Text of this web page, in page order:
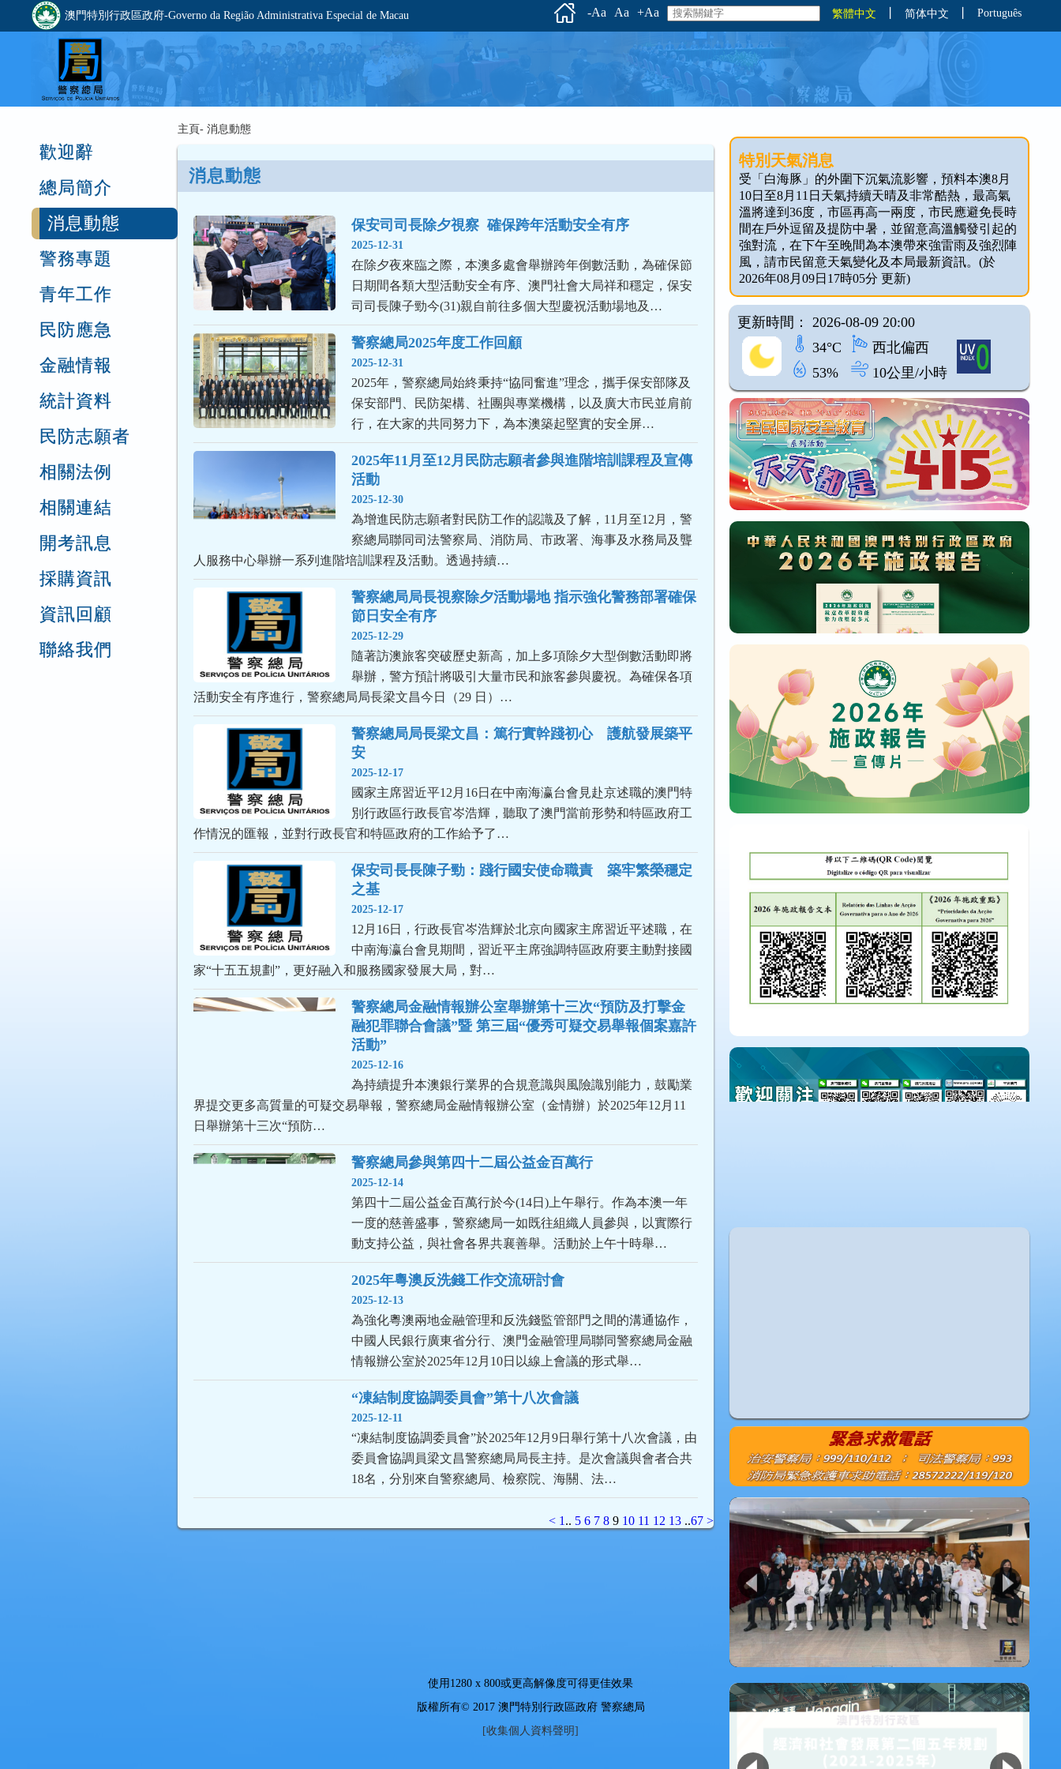
澳門特別行政區政府-Governo da Região Administrativa Especial de Macau -Aa Aa +Aa 繁體中文 简体中文 Português
歡迎辭
總局簡介
消息動態
警務專題
青年工作
民防應急
金融情報
統計資料
民防志願者
相關法例
相關連結
開考訊息
採購資訊
資訊回顧
聯絡我們
主頁- 消息動態
消息動態
保安司司長除夕視察  確保跨年活動安全有序
2025-12-31
在除夕夜來臨之際，本澳多處會舉辦跨年倒數活動，為確保節
日期間各類大型活動安全有序、澳門社會大局祥和穩定，保安
司司長陳子勁今(31)親自前往多個大型慶祝活動場地及…
警察總局2025年度工作回顧
2025-12-31
2025年，警察總局始終秉持“協同奮進”理念，攜手保安部隊及
保安部門、民防架構、社團與專業機構，以及廣大市民並肩前
行，在大家的共同努力下，為本澳築起堅實的安全屏…
2025年11月至12月民防志願者參與進階培訓課程及宣傳
活動
2025-12-30
為增進民防志願者對民防工作的認識及了解，11月至12月，警
察總局聯同司法警察局、消防局、市政署、海事及水務局及聾
人服務中心舉辦一系列進階培訓課程及活動。透過持續…
警察總局局長視察除夕活動場地 指示強化警務部署確保
節日安全有序
2025-12-29
隨著訪澳旅客突破歷史新高，加上多項除夕大型倒數活動即將
舉辦，警方預計將吸引大量市民和旅客參與慶祝。為確保各項
活動安全有序進行，警察總局局長梁文昌今日（29 日）…
警察總局局長梁文昌：篤行實幹踐初心　護航發展築平
安
2025-12-17
國家主席習近平12月16日在中南海瀛台會見赴京述職的澳門特
別行政區行政長官岑浩輝，聽取了澳門當前形勢和特區政府工
作情況的匯報，並對行政長官和特區政府的工作給予了…
保安司長長陳子勁：踐行國安使命職責　築牢繁榮穩定
之基
2025-12-17
12月16日，行政長官岑浩輝於北京向國家主席習近平述職，在
中南海瀛台會見期間，習近平主席強調特區政府要主動對接國
家“十五五規劃”，更好融入和服務國家發展大局，對…
警察總局金融情報辦公室舉辦第十三次“預防及打擊金
融犯罪聯合會議”暨 第三屆“優秀可疑交易舉報個案嘉許
活動”
2025-12-16
為持續提升本澳銀行業界的合規意識與風險識別能力，鼓勵業
界提交更多高質量的可疑交易舉報，警察總局金融情報辦公室（金情辦）於2025年12月11
日舉辦第十三次“預防…
警察總局參與第四十二屆公益金百萬行
2025-12-14
第四十二屆公益金百萬行於今(14日)上午舉行。作為本澳一年
一度的慈善盛事，警察總局一如既往組織人員參與，以實際行
動支持公益，與社會各界共襄善舉。活動於上午十時舉…
2025年粵澳反洗錢工作交流研討會
2025-12-13
為強化粵澳兩地金融管理和反洗錢監管部門之間的溝通協作，
中國人民銀行廣東省分行、澳門金融管理局聯同警察總局金融
情報辦公室於2025年12月10日以線上會議的形式舉…
“凍結制度協調委員會”第十八次會議
2025-12-11
“凍結制度協調委員會”於2025年12月9日舉行第十八次會議，由
委員會協調員梁文昌警察總局局長主持。是次會議與會者合共
18名，分別來自警察總局、檢察院、海關、法…
< 1 .. 5 6 7 8 9 10 11 12 13..67 >
特別天氣消息
受「白海豚」的外圍下沉氣流影響，預料本澳8月
10日至8月11日天氣持續天晴及非常酷熱，最高氣
溫將達到36度，市區再高一兩度，市民應避免長時
間在戶外逗留及提防中暑，並留意高溫觸發引起的
強對流，在下午至晚間為本澳帶來強雷雨及強烈陣
風，請市民留意天氣變化及本局最新資訊。(於
2026年08月09日17時05分 更新)
更新時間： 2026-08-09 20:00
34°C
西北偏西
53%
10公里/小時
1 2 3 4
使用 1280 x 800或更高解像度可得更佳效果
版權所有© 2017 澳門特別行政區政府 警察總局
[收集個人資料聲明]